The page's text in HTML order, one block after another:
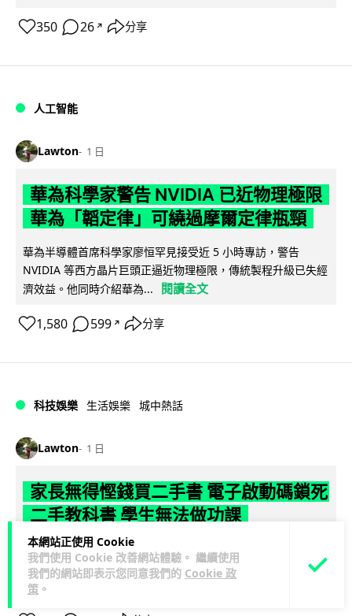
本網站正使用 Cookie
我們使用 Cookie 改善網站體驗。 繼續使用
我們的網站即表示您同意我們的 Cookie 政
策 。
350 26 ↗ 分享
人工智能
Lawton 1 日
華為科學家警告 NVIDIA 已近物理極限
華為「韜定律」可繞過摩爾定律瓶頸
華為半導體首席科學家廖恒罕見接受近 5 小時專訪，警告
NVIDIA 等西方晶片巨頭正逼近物理極限，傳統製程升級已失經
濟效益。他同時介紹華為...
閱讀全文
1,580 599 ↗ 分享
科技娛樂 生活娛樂 城中熱話
Lawton 1 日
家長無得慳錢買二手書 電子啟動碼鎖死
二手教科書 學生無法做功課
社福界立法會議員陳文宜指，一間中學書單價錢按年加 14.7%
遠超通漲，令家長難以負擔。而且電子教材啟動碼這項設計，
令學生無法完成功課，二手...